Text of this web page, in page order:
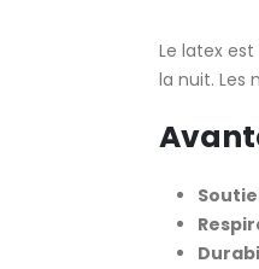
Le latex
la nuit. Les